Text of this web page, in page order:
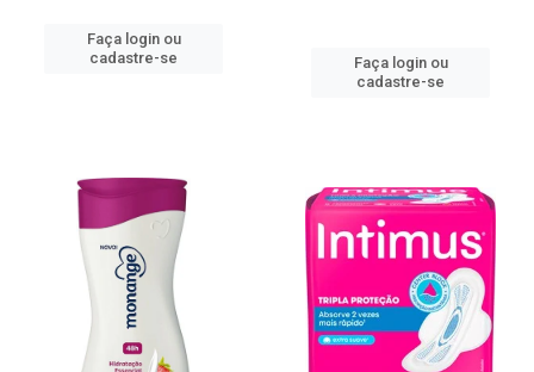
Faça login ou
cadastre-se
Faça login ou
cadastre-se